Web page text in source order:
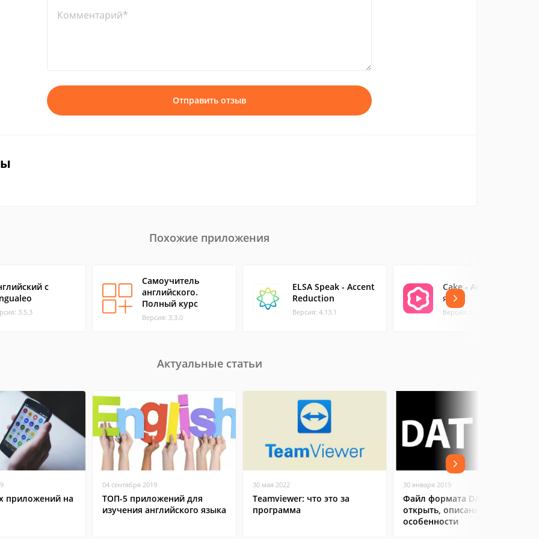
Комментарий*
Отправить отзыв
Похожие приложения
с
3.5.3
Самоучитель
английского.
Полный курс
Версия: 3.3.0
ELSA Speak - Accent
Reduction
Версия: 4.13.1
Cake - Английский
язык
Версия: 5.1.1
Актуальные статьи
приложений на
04 сентября 2019
ТОП-5 приложений для
изучения английского языка
30 мая 2022
Teamviewer: что это за
программа
30 января 2019
Файл формата DAT: чем
открыть, описание,
особенности